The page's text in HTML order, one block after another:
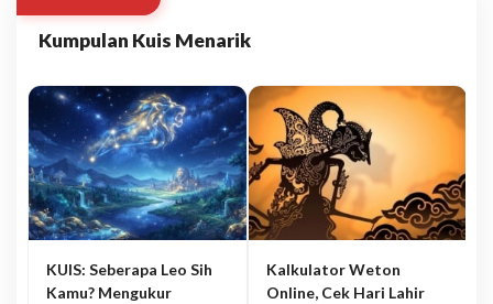
Kumpulan Kuis Menarik
KUIS: Seberapa Leo Sih
Kamu? Mengukur
Kalkulator Weton
Online, Cek Hari Lahir